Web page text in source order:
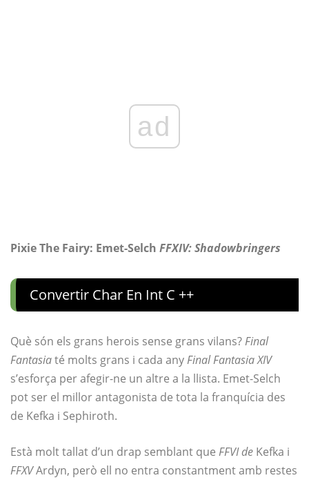
ad
Pixie The Fairy: Emet-Selch FFXIV: Shadowbringers
Convertir Char En Int C ++
Què són els grans herois sense grans vilans?Final
Fantasiaté molts grans i cada anyFinal Fantasia XIV
s’esforça per afegir-ne un altre a la llista. Emet-Selch
pot ser el millor antagonista de tota la franquícia des
de Kefka i Sephiroth.
Està molt tallat d’un drap semblant que FFVI de Kefka i
FFXVArdyn, però ell no entra constantment amb restes